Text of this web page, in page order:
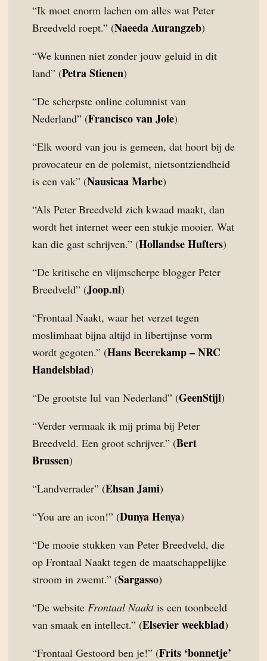
“Ik moet enorm lachen om alles wat Peter
Breedveld roept.” (Naeeda Aurangzeb)
“We kunnen niet zonder jouw geluid in dit
land” (Petra Stienen)
“De scherpste online columnist van
Nederland” (Francisco van Jole)
“Elk woord van jou is gemeen, dat hoort bij de
provocateur en de polemist, nietsontziendheid
is een vak” (Nausicaa Marbe)
“Als Peter Breedveld zich kwaad maakt, dan
wordt het internet weer een stukje mooier. Wat
kan die gast schrijven.” (Hollandse Hufters)
“De kritische en vlijmscherpe blogger Peter
Breedveld” (Joop.nl)
“Frontaal Naakt, waar het verzet tegen
moslimhaat bijna altijd in libertijnse vorm
wordt gegoten.” (Hans Beerekamp – NRC
Handelsblad)
“De grootste lul van Nederland” (GeenStijl)
“Verder vermaak ik mij prima bij Peter
Breedveld. Een groot schrijver.” (Bert
Brussen)
“Landverrader” (Ehsan Jami)
“You are an icon!” (Dunya Henya)
“De mooie stukken van Peter Breedveld, die
op Frontaal Naakt tegen de maatschappelijke
stroom in zwemt.” (Sargasso)
“De website Frontaal Naaktis een toonbeeld
van smaak en intellect.” (Elsevier weekblad)
“Frontaal Gestoord ben je!” (Frits ‘bonnetje’